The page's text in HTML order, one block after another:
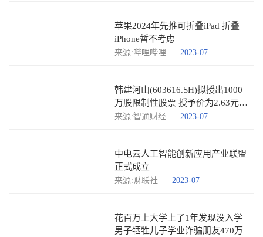
苹果2024年先推可折叠iPad 折叠
iPhone暂不考虑
来源:哔哩哔哩 2023-07
韩建河山(603616.SH)拟授出1000
万股限制性股票 授予价为2.63元/
股
来源:智通财经 2023-07
中电云人工智能创新应用产业联盟
正式成立
来源:财联社 2023-07
花百万上大学上了1年发现没入学
男子牺牲儿子学业诈骗朋友470万